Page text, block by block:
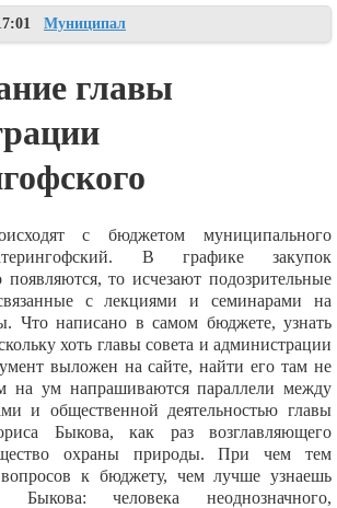
Муниципал
главы
с бюджетом муниципального
В графике закупок
то исчезают подозрительные
с лекциями и семинарами на
Что написано в самом бюджете, узнать
хоть главы совета и администрации
выложен на сайте, найти его там не
на ум напрашиваются параллели между
и общественной деятельностью главы
Быкова, как раз возглавляющего
охраны природы. При чем тем
к бюджету, чем лучше узнаешь
Быкова: человека неоднозначного,